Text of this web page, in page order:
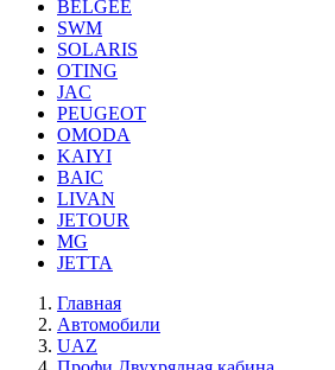
BELGEE
SWM
SOLARIS
OTING
JAC
PEUGEOT
OMODA
KAIYI
BAIC
LIVAN
JETOUR
MG
JETTA
Главная
Автомобили
UAZ